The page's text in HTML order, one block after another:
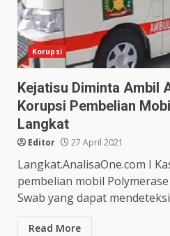
Korupsi
Kejatisu Diminta Ambil
Korupsi Pembelian
Langkat
Editor 27 April 2021
Langkat.AnalisaOne.com I
pembelian mobil Polymerase
Swab yang dapat
Read More